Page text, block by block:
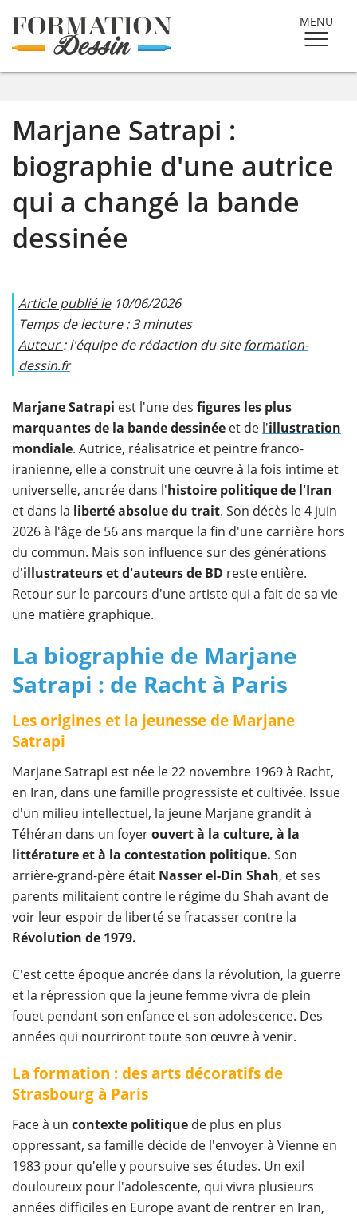
MENU
Marjane Satrapi :
biographie d'une autrice
qui a changé la bande
dessinée
Article publié le10/06/2026
Temps de lecture: 3 minutes
Auteur: l'équipe de rédaction du siteformation-
dessin.fr
Marjane Satrapi est l'une des figures les plus
marquantes de la bande dessinée et de l'illustration
mondiale. Autrice, réalisatrice et peintre franco-
iranienne, elle a construit une œuvre à la fois intime et
universelle, ancrée dans l'histoire politique de l'Iran
et dans la liberté absolue du trait. Son décès le 4 juin
2026 à l'âge de 56 ans marque la fin d'une carrière hors
du commun. Mais son influence sur des générations
d'illustrateurs et d'auteurs de BD reste entière.
Retour sur le parcours d'une artiste qui a fait de sa vie
une matière graphique.
La biographie de Marjane
Satrapi : de Racht à Paris
Les origines et la jeunesse de Marjane
Satrapi
Marjane Satrapi est née le 22 novembre 1969 à Racht,
en Iran, dans une famille progressiste et cultivée. Issue
d'un milieu intellectuel, la jeune Marjane grandit à
Téhéran dans un foyerouvert à la culture, à la
littérature et à la contestation politique. Son
arrière-grand-père était Nasser el-Din Shah, et ses
parents militaient contre le régime du Shah avant de
voir leur espoir de liberté se fracasser contre la
Révolution de 1979.
C'est cette époque ancrée dans la révolution, la guerre
et la répression que la jeune femme vivra de plein
fouet pendant son enfance et son adolescence. Des
années qui nourriront toute son œuvre à venir.
La formation : des arts décoratifs de
Strasbourg à Paris
Face à un contexte politique de plus en plus
oppressant, sa famille décide de l'envoyer à Vienne en
1983 pour qu'elle y poursuive ses études. Un exil
douloureux pour l'adolescente, qui vivra plusieurs
années difficiles en Europe avant de rentrer en Iran,